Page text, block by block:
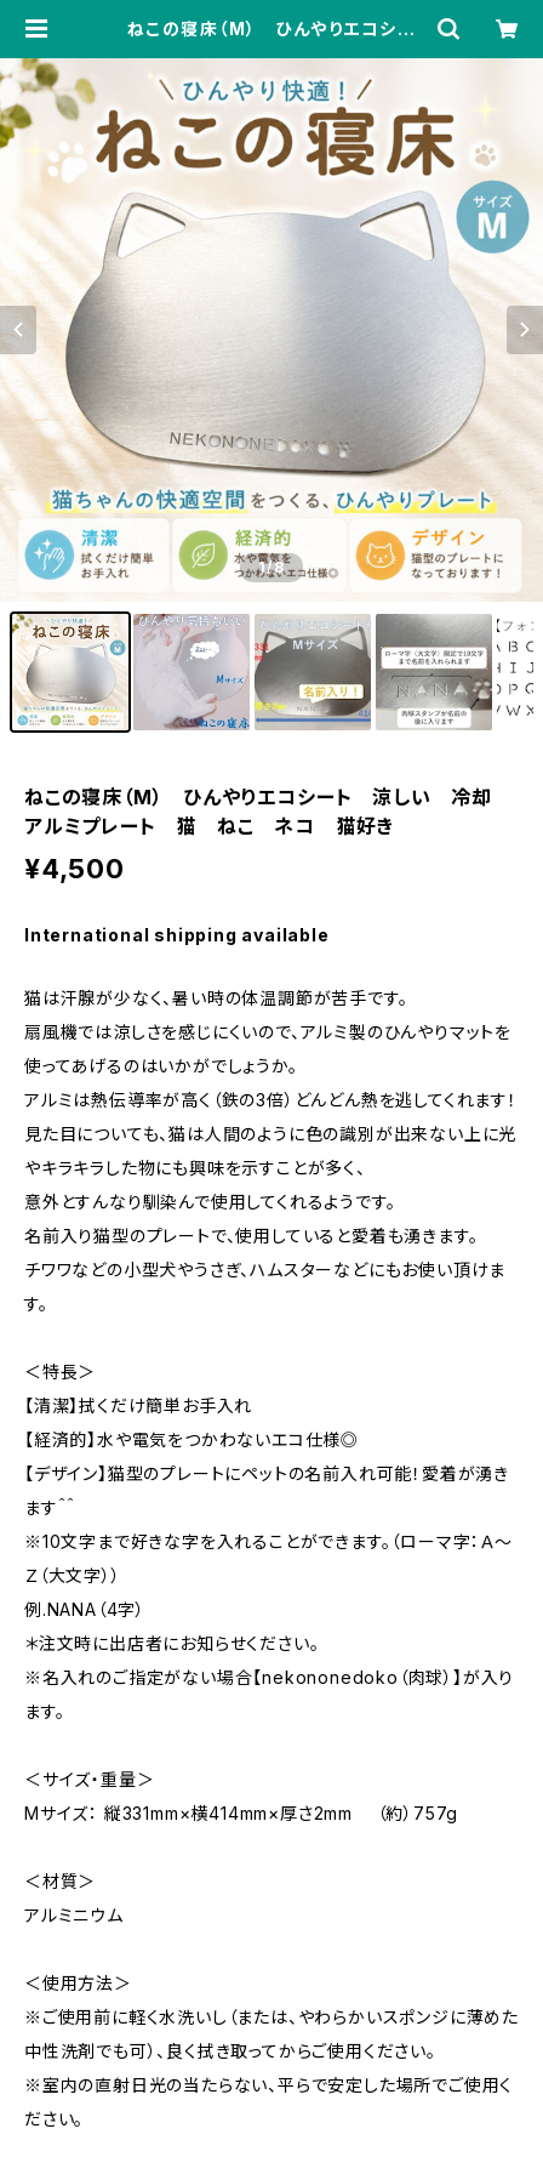
ねこの寝床（M） ひんやりエコシー
のコンビニ
1/8
ねこの寝床（M） ひんやりエコシート 涼しい 冷却
アルミプレート 猫 ねこ ネコ 猫好き
¥4,500
International shipping available
猫は汗腺が少なく、暑い時の体温調節が苦手です。
扇風機では涼しさを感じにくいので、アルミ製のひんやりマットを
使ってあげるのはいかがでしょうか。
アルミは熱伝導率が高く（鉄の3倍）どんどん熱を逃してくれます！
見た目についても、猫は人間のように色の識別が出来ない上に光
やキラキラした物にも興味を示すことが多く、
意外とすんなり馴染んで使用してくれるようです。
名前入り猫型のプレートで、使用していると愛着も湧きます。
チワワなどの小型犬やうさぎ、ハムスターなどにもお使い頂けま
す。
＜特長＞
【清潔】拭くだけ簡単お手入れ
【経済的】水や電気をつかわないエコ仕様◎
【デザイン】猫型のプレートにペットの名前入れ可能！愛着が湧き
ます＾＾
※10文字まで好きな字を入れることができます。（ローマ字：Ａ〜
Ｚ（大文字））
例.NANA（4字）
＊注文時に出店者にお知らせください。
※名入れのご指定がない場合【nekononedoko（肉球）】が入り
ます。
＜サイズ・重量＞
Mサイズ： 縦331mm×横414mm×厚さ2mm （約）757g
＜材質＞
アルミニウム
＜使用方法＞
※ご使用前に軽く水洗いし（または、やわらかいスポンジに薄めた
中性洗剤でも可）、良く拭き取ってからご使用ください。
※室内の直射日光の当たらない、平らで安定した場所でご使用く
ださい。